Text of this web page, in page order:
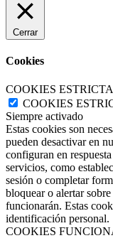
Cerrar
Cookies
COOKIES
COOKIES
Siempre activado
Estas cookies son
pueden desactivar en
configuran en
servicios, como
sesión o completar
bloquear o alertar
funcionarán. Estas
identificación personal.
COOKIES